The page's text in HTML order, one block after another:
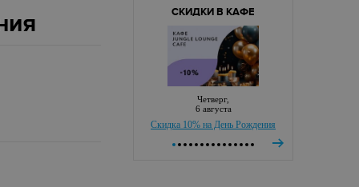
СКИДКИ В КАФЕ
четверг,
6 августа
Скидка 10% на День Рождения